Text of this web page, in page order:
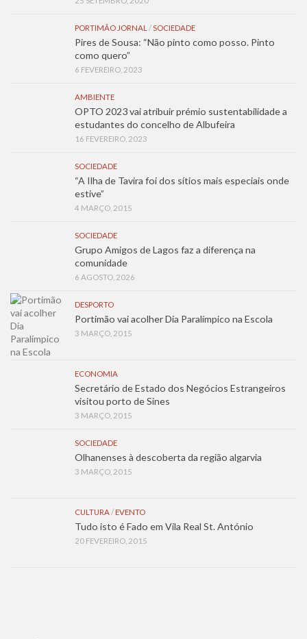
PORTIMÃO JORNAL /SOCIEDADE
Pires de Sousa: “Não pinto como posso. Pinto
como quero”
6 FEVEREIRO, 2023
AMBIENTE
OPTO 2023 vai atribuir prémio sustentabilidade a
estudantes do concelho de Albufeira
16 FEVEREIRO, 2023
SOCIEDADE
“A Ilha de Tavira foi dos sítios mais especiais onde
estive”
4 MARÇO, 2015
SOCIEDADE
Grupo Amigos de Lagos faz a diferença na
comunidade
6 AGOSTO, 2026
DESPORTO
Portimão vai acolher Dia Paralímpico na Escola
3 MARÇO, 2015
ECONOMIA
Secretário de Estado dos Negócios Estrangeiros
visitou porto de Sines
3 MARÇO, 2015
SOCIEDADE
Olhanenses à descoberta da região algarvia
3 MARÇO, 2015
CULTURA/ EVENTO
Tudo isto é Fado em Vila Real St. António
20 FEVEREIRO, 2015